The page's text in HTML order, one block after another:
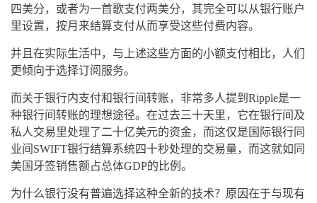
四美分，或者为一首歌支付两美分，其完全可以从银行账户
里设置，按月来结算支付从而享受这些付费内容。
并且在实际生活中，与上述这些方面的小额支付相比，人们
更倾向于选择订阅服务。
而关于银行内支付和银行间转账，非常多人提到Ripple是一
种银行间转账的理想途径。在过去三十天里，它在银行间及
私人交易里处理了二十亿美元的资金，而这仅是国际银行同
业间SWIFT银行结算系统四十秒处理的交易量，而这就如同
美国牙签销售额占总体GDP的比例。
为什么银行没有普遍选择这种全新的技术？原因在于与现有